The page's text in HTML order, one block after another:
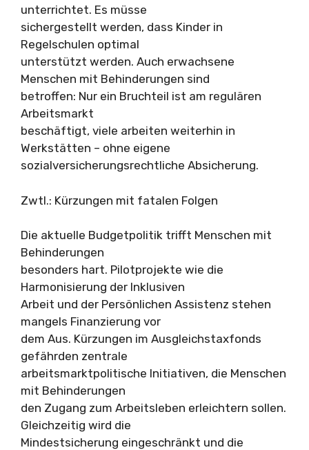
unterrichtet. Es müsse
sichergestellt werden, dass Kinder in
Regelschulen optimal
unterstützt werden. Auch erwachsene
Menschen mit Behinderungen sind
betroffen: Nur ein Bruchteil ist am regulären
Arbeitsmarkt
beschäftigt, viele arbeiten weiterhin in
Werkstätten – ohne eigene
sozialversicherungsrechtliche Absicherung.
Zwtl.: Kürzungen mit fatalen Folgen
Die aktuelle Budgetpolitik trifft Menschen mit
Behinderungen
besonders hart. Pilotprojekte wie die
Harmonisierung der Inklusiven
Arbeit und der Persönlichen Assistenz stehen
mangels Finanzierung vor
dem Aus. Kürzungen im Ausgleichstaxfonds
gefährden zentrale
arbeitsmarktpolitische Initiativen, die Menschen
mit Behinderungen
den Zugang zum Arbeitsleben erleichtern sollen.
Gleichzeitig wird die
Mindestsicherung eingeschränkt und die